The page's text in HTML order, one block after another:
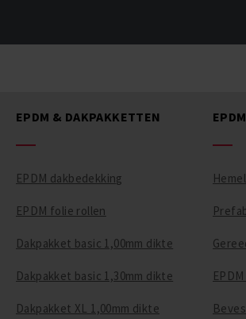
EPDM & DAKPAKKETTEN
EPDM dakbedekking
EPDM folie rollen
Dakpakket basic 1,00mm dikte
Dakpakket basic 1,30mm dikte
Dakpakket XL 1,00mm dikte